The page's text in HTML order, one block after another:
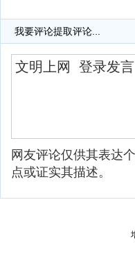
我要评论提取评论...
网友评论仅供其表达
点或证实其描述。